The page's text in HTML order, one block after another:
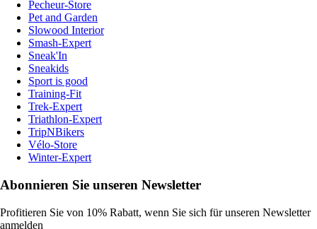
Pecheur-Store
Pet and Garden
Slowood Interior
Smash-Expert
Sneak'In
Sneakids
Sport is good
Training-Fit
Trek-Expert
Triathlon-Expert
TripNBikers
Vélo-Store
Winter-Expert
Abonnieren Sie unseren Newsletter
Profitieren Sie von 10% Rabatt, wenn Sie sich für unseren Newsletter
anmelden